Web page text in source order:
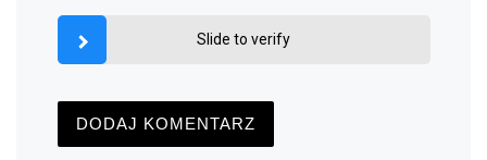
Slide to verify